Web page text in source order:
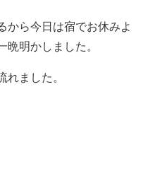
から今日は宿でお休みよ
明かしました。
ました。